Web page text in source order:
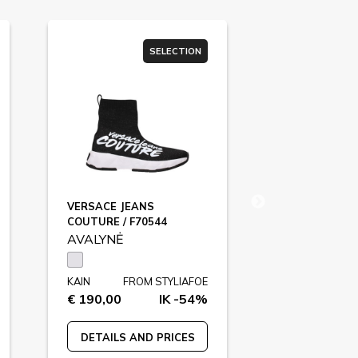
SELECTION
VERSACE JEANS
COUTURE / F70544
AVALYNĖ
KAIN
€ 190,00
FROM STYLIAFOE
IK -54%
DETAILS AND PRICES